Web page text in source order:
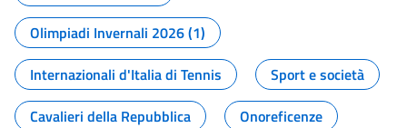
Olimpiadi Invernali 2026 (1)
Internazionali d'Italia di Tennis
Sport e società
Cavalieri della Repubblica
Onoreficenze